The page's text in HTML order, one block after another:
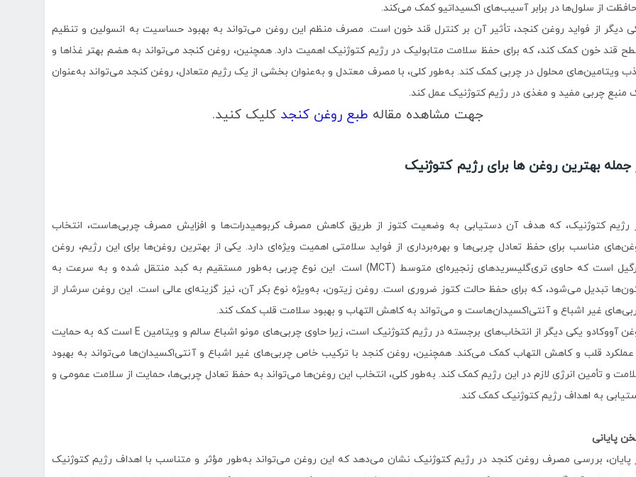
از سلول‌ها در برابر آسیب‌های اکسیداتیو کمک می‌کند.
دیگر از فواید روغن کنجد، تأثیر آن بر کنترل قند خون است. مصرف منظم این روغن می‌تواند به بهبود حساسیت به انسولین و تنظیم
قند خون کمک کند، که برای حفظ سلامت متابولیک در رژیم کتوژنیک اهمیت دارد. همچنین، روغن کنجد می‌تواند به هضم بهتر غذاها و
ویتامین‌های محلول در چربی کمک کند. به‌طور کلی، با مصرف معتدل و به‌عنوان بخشی از یک رژیم متعادل، روغن کنجد می‌تواند به‌عنوان
منبع چربی مفید و مغذی در رژیم کتوژنیک عمل کند.
جهت مشاهده مقاله طبع روغن کنجد کلیک کنید.
جمله بهترین روغن ها برای رژیم کتوژنیک
رژیم کتوژنیک، که هدف آن دستیابی به وضعیت کتوز از طریق کاهش مصرف کربوهیدرات‌ها و افزایش مصرف چربی‌هاست، انتخاب
مناسب برای حفظ تعادل چربی‌ها و بهره‌برداری از فواید سلامتی اهمیت ویژه‌ای دارد. یکی از بهترین روغن‌ها برای این رژیم، روغن
نارگیل است که حاوی تری‌گلیسریدهای زنجیره‌ای متوسط (MCT) است. این نوع چربی به‌طور مستقیم به کبد منتقل شده و به سرعت به
تبدیل می‌شود، که برای حفظ حالت کتوز ضروری است. روغن زیتون، به‌ویژه نوع بکر آن، نیز گزینه‌ای عالی است. این روغن سرشار از
غیر اشباع و آنتی‌اکسیدان‌هاست و می‌تواند به کاهش التهاب و بهبود سلامت قلب کمک کند.
روغن آووکادو یکی دیگر از انتخاب‌های برجسته در رژیم کتوژنیک است، زیرا حاوی چربی‌های مونو اشباع سالم و ویتامین E است که به حمایت
عملکرد قلب و کاهش التهاب کمک می‌کند. همچنین، روغن کنجد با ترکیب خاص چربی‌های غیر اشباع و آنتی‌اکسیدان‌ها می‌تواند به بهبود
و تأمین انرژی لازم در این رژیم کمک کند. به‌طور کلی، انتخاب این روغن‌ها می‌تواند به حفظ تعادل چربی‌ها، حمایت از سلامت عمومی و
به اهداف رژیم کتوژنیک کمک کند.
پایانی
پایان، بررسی مصرف روغن کنجد در رژیم کتوژنیک نشان می‌دهد که این روغن می‌تواند به‌طور مؤثر و متناسب با اهداف رژیم کتوژنیک